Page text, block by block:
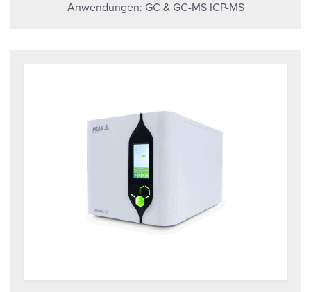
Anwendungen: GC & GC-MS ICP-MS